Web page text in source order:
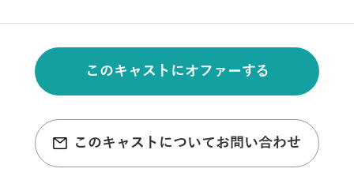
このキャストにオファーする
このキャストについてお問い合わせ